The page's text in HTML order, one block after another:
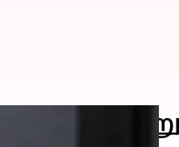
19